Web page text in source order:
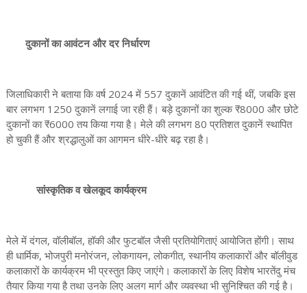
दुकानों का आवंटन और दर निर्धारण
जिलाधिकारी ने बताया कि वर्ष 2024 में 557 दुकानें आवंटित की गई थीं, जबकि इस
बार लगभग 1250 दुकानें लगाई जा रही हैं। बड़े दुकानों का शुल्क ₹8000 और छोटे
दुकानों का ₹6000 तय किया गया है। मेले की लगभग 80 प्रतिशत दुकानें स्थापित
हो चुकी हैं और श्रद्धालुओं का आगमन धीरे-धीरे बढ़ रहा है।
सांस्कृतिक व खेलकूद कार्यक्रम
मेले में दंगल, वॉलीबॉल, हॉकी और फुटबॉल जैसी प्रतियोगिताएं आयोजित होंगी। साथ
ही धार्मिक, भोजपुरी मनोरंजन, लोकगायन, लोकगीत, स्थानीय कलाकारों और बॉलीवुड
कलाकारों के कार्यक्रम भी प्रस्तुत किए जाएंगे। कलाकारों के लिए विशेष भारतेंदु मंच
तैयार किया गया है तथा उनके लिए अलग मार्ग और व्यवस्था भी सुनिश्चित की गई है।